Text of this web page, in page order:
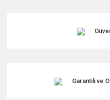
Garantili ve